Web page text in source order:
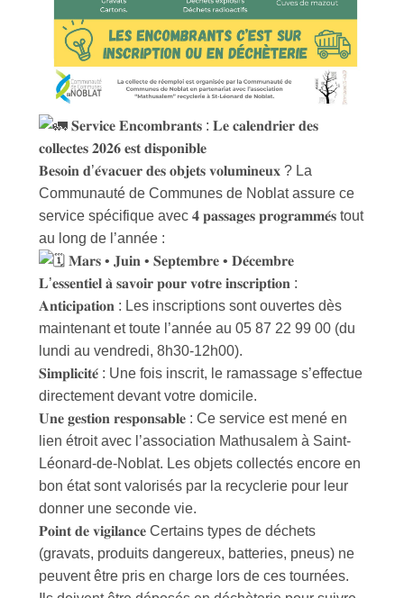
𝐒𝐞𝐫𝐯𝐢𝐜𝐞 𝐄𝐧𝐜𝐨𝐦𝐛𝐫𝐚𝐧𝐭𝐬 : 𝐋𝐞 𝐜𝐚𝐥𝐞𝐧𝐝𝐫𝐢𝐞𝐫 𝐝𝐞𝐬
𝐜𝐨𝐥𝐥𝐞𝐜𝐭𝐞𝐬 𝟐𝟎𝟐𝟔 𝐞𝐬𝐭 𝐝𝐢𝐬𝐩𝐨𝐧𝐢𝐛𝐥𝐞
𝐁𝐞𝐬𝐨𝐢𝐧 𝐝’𝐞́𝐯𝐚𝐜𝐮𝐞𝐫 𝐝𝐞𝐬 𝐨𝐛𝐣𝐞𝐭𝐬 𝐯𝐨𝐥𝐮𝐦𝐢𝐧𝐞𝐮𝐱 ? La
Communauté de Communes de Noblat assure ce
service spécifique avec 𝟒 𝐩𝐚𝐬𝐬𝐚𝐠𝐞𝐬 𝐩𝐫𝐨𝐠𝐫𝐚𝐦𝐦𝐞́𝐬 tout
au long de l’année :
𝐌𝐚𝐫𝐬 • 𝐉𝐮𝐢𝐧 • 𝐒𝐞𝐩𝐭𝐞𝐦𝐛𝐫𝐞 • 𝐃𝐞́𝐜𝐞𝐦𝐛𝐫𝐞
𝐋’𝐞𝐬𝐬𝐞𝐧𝐭𝐢𝐞𝐥 𝐚̀ 𝐬𝐚𝐯𝐨𝐢𝐫 𝐩𝐨𝐮𝐫 𝐯𝐨𝐭𝐫𝐞 𝐢𝐧𝐬𝐜𝐫𝐢𝐩𝐭𝐢𝐨𝐧 :
𝐀𝐧𝐭𝐢𝐜𝐢𝐩𝐚𝐭𝐢𝐨𝐧 : Les inscriptions sont ouvertes dès
maintenant et toute l’année au 05 87 22 99 00 (du
lundi au vendredi, 8h30-12h00).
𝐒𝐢𝐦𝐩𝐥𝐢𝐜𝐢𝐭𝐞́ : Une fois inscrit, le ramassage s’effectue
directement devant votre domicile.
𝐔𝐧𝐞 𝐠𝐞𝐬𝐭𝐢𝐨𝐧 𝐫𝐞𝐬𝐩𝐨𝐧𝐬𝐚𝐛𝐥𝐞 : Ce service est mené en
lien étroit avec l’association Mathusalem à Saint-
Léonard-de-Noblat. Les objets collectés encore en
bon état sont valorisés par la recyclerie pour leur
donner une seconde vie.
𝐏𝐨𝐢𝐧𝐭 𝐝𝐞 𝐯𝐢𝐠𝐢𝐥𝐚𝐧𝐜𝐞 Certains types de déchets
(gravats, produits dangereux, batteries, pneus) ne
peuvent être pris en charge lors de ces tournées.